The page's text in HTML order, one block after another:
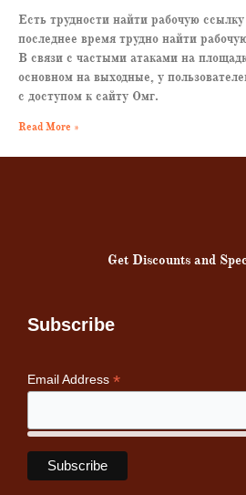
Есть трудности найти рабочую
последнее время трудно найти
В связи с частыми атаками на
основном на выходные, у
с доступом к сайту Омг.
Read More »
Get Discounts and
Subscribe
Email Address *